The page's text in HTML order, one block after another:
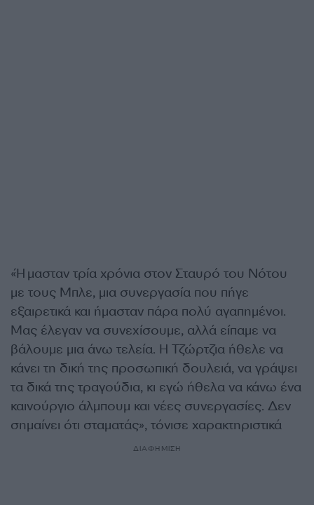
«Ήμασταν τρία χρόνια στον Σταυρό του Νότου
με τους Μπλε, μια συνεργασία που πήγε
εξαιρετικά και ήμασταν πάρα πολύ αγαπημένοι.
Μας έλεγαν να συνεχίσουμε, αλλά είπαμε να
βάλουμε μια άνω τελεία. Η Τζώρτζια ήθελε να
κάνει τη δική της προσωπική δουλειά, να γράψει
τα δικά της τραγούδια, κι εγώ ήθελα να κάνω ένα
καινούργιο άλμπουμ και νέες συνεργασίες. Δεν
σημαίνει ότι σταματάς», τόνισε χαρακτηριστικά
ΔΙΑΦΗΜΙΣΗ